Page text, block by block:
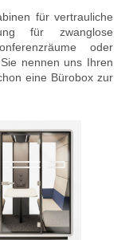
für vertrauliche
für zwanglose
oder
nennen uns Ihren
eine Bürobox zur